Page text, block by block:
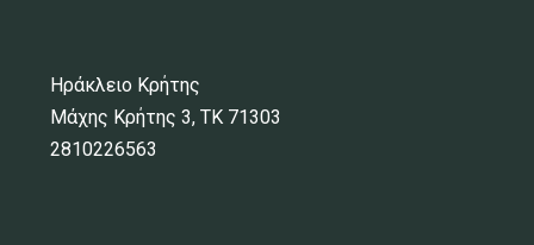
Ηράκλειο Κρήτης
Μάχης Κρήτης 3, ΤΚ 71303
2810226563